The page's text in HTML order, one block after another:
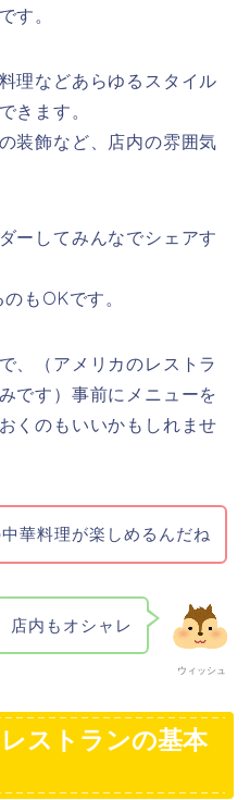
す。
理などあらゆるスタイル
きます。
装飾など、店内の雰囲気
ーしてみんなでシェアす
もOKです。
、（アメリカのレストラ
です）事前にメニューを
くのもいいかもしれませ
華料理が楽しめるんだね
ウィッシュ
店内もオシャレ
ストランの基本